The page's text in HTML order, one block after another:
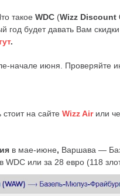
такое WDC (Wizz Discount
год будет давать Вам
.
начале июня. Проверяйте
стоит на сайте Wizz Airили
в мае-июне, Варшава —
WDC или за 28 евро (118